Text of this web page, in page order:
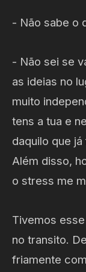
- Não sabe o
- Não sei se
as ideias no
muito
tens a tua e
daquilo que
Além disso,
o stress me
Tivemos
no transito.
friamente